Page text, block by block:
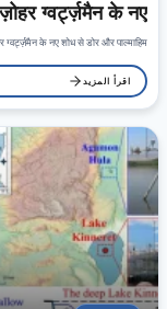
ग्वर्ट्ज़मैन के नए…
के नए शोध से डोर और पाल्माहिम…
اقرأ المزيد